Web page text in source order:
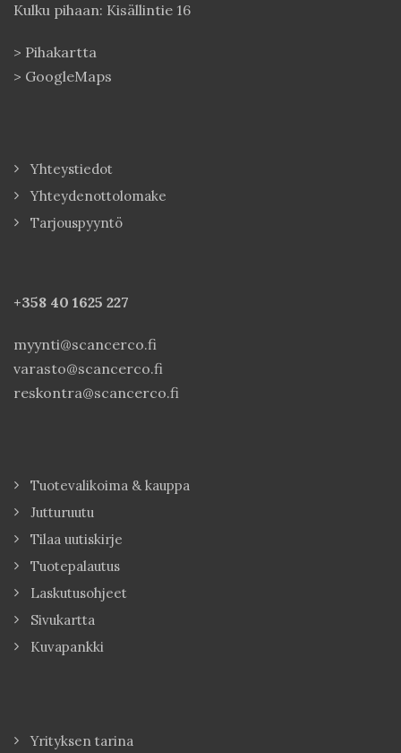
Kulku pihaan: Kisällintie 16
> Pihakartta
> GoogleMaps
Yhteystiedot
Yhteydenottolomake
Tarjouspyyntö
+358 40 1625 227
myynti@scancerco.fi
varasto@scancerco.fi
reskontra@scancerco.fi
Tuotevalikoima & kauppa
Jutturuutu
Tilaa uutiskirje
Tuotepalautus
Laskutusohjeet
Sivukartta
Kuvapankki
Yrityksen tarina